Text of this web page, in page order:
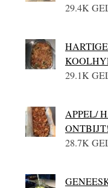
29.4K
29.1K
APPEL/
ONTBIJT!
28.7K